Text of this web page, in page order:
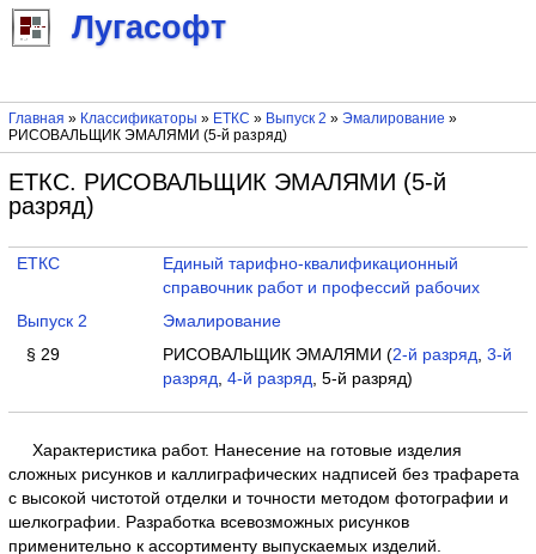
Лугасофт
Главная » Классификаторы » ЕТКС » Выпуск 2 » Эмалирование »
РИСОВАЛЬЩИК ЭМАЛЯМИ (5-й разряд)
ЕТКС. РИСОВАЛЬЩИК ЭМАЛЯМИ (5-й
разряд)
ЕТКС
Единый тарифно-квалификационный
справочник работ и профессий рабочих
Выпуск 2
Эмалирование
§ 29
РИСОВАЛЬЩИК ЭМАЛЯМИ (2-й разряд 3-й
разряд 4-й разряд , 5-й разряд)
Характеристика работ. Нанесение на готовые изделия
сложных рисунков и каллиграфических надписей без трафарета
с высокой чистотой отделки и точности методом фотографии и
шелкографии. Разработка всевозможных рисунков
применительно к ассортименту выпускаемых изделий.